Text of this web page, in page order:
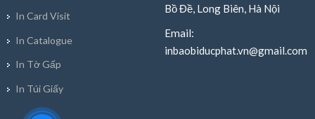
In Card Visit
In Catalogue
In Tờ Gấp
In Túi Giấy
Bồ Đề, Long Biên, Hà Nội
Email:
inbaobiducphat.vn@gmail.com